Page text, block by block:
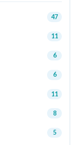
47
11
6
6
11
8
5